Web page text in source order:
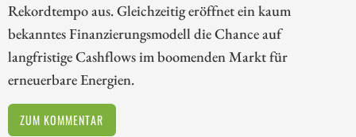
Rekordtempo aus. Gleichzeitig eröffnet ein kaum
bekanntes Finanzierungsmodell die Chance auf
langfristige Cashflows im boomenden Markt für
erneuerbare Energien.
ZUM KOMMENTAR